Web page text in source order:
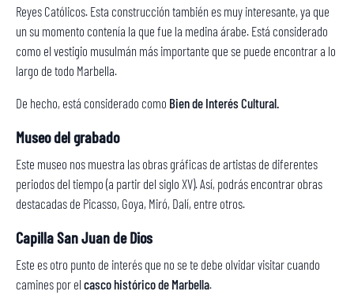
Reyes Católicos. Esta construcción también es muy interesante, ya que
un su momento contenía la que fue la medina árabe. Está considerado
como el vestigio musulmán más importante que se puede encontrar a lo
largo de todo Marbella.
De hecho, está considerado como Bien de Interés Cultural.
Museo del grabado
Este museo nos muestra las obras gráficas de artistas de diferentes
periodos del tiempo (a partir del siglo XV). Así, podrás encontrar obras
destacadas de Picasso, Goya, Miró, Dalí, entre otros.
Capilla San Juan de Dios
Este es otro punto de interés que no se te debe olvidar visitar cuando
camines por el casco histórico de Marbella.